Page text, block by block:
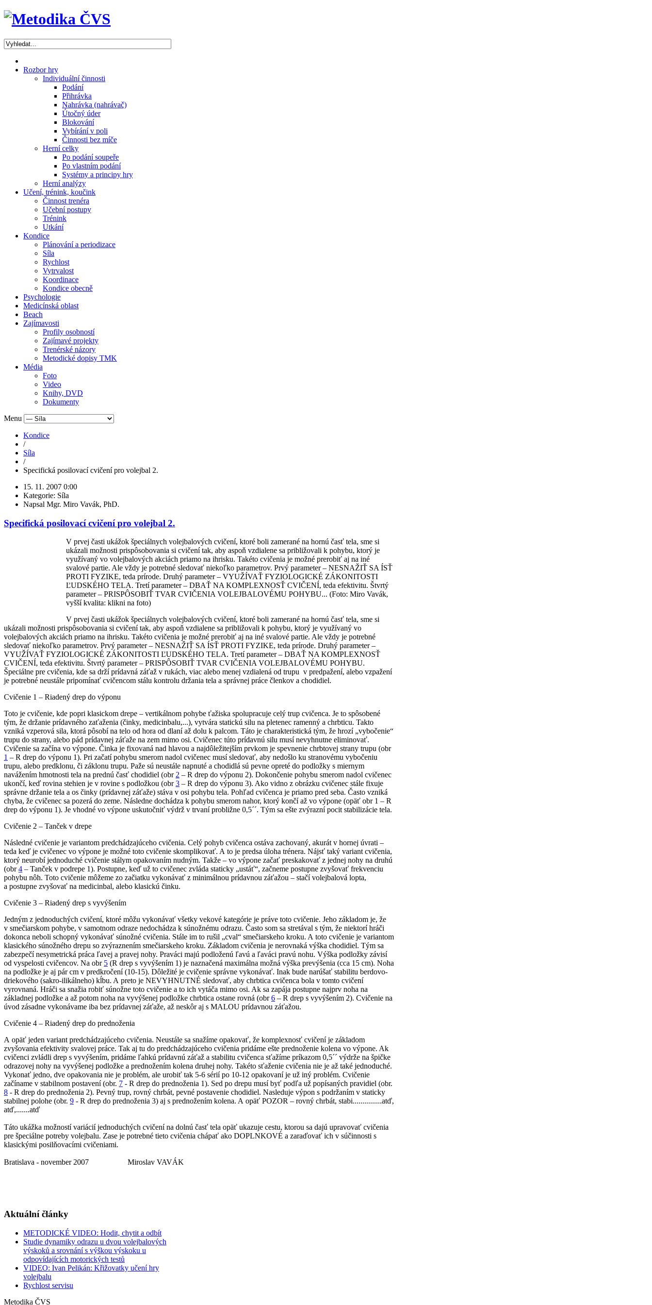
Rozbor hry
Individuální činnosti
Podání
Přihrávka
Nahrávka (nahrávač)
Útočný úder
Blokování
Vybírání v poli
Činnosti bez míče
Herní celky
Po podání soupeře
Po vlastním podání
Systémy a principy hry
Herní analýzy
Učení, trénink, koučink
Činnost trenéra
Učební postupy
Trénink
Utkání
Kondice
Plánování a periodizace
Síla
Rychlost
Vytrvalost
Koordinace
Kondice obecně
Psychologie
Medicínská oblast
Beach
Zajímavosti
Profily osobností
Zajímavé projekty
Trenérské názory
Metodické dopisy TMK
Média
Foto
Video
Knihy, DVD
Dokumenty
Menu
Kondice
/
Síla
/
Specifická posilovací cvičení pro volejbal 2.
15. 11. 2007 0:00
Kategorie: Síla
Napsal Mgr. Miro Vavák, PhD.
Specifická posilovací cvičení pro volejbal 2.
V prvej časti ukážok špeciálnych volejbalových cvičení, ktoré boli zamerané na hornú časť tela, sme si
ukázali možnosti prispôsobovania si cvičení tak, aby aspoň vzdialene sa približovali k pohybu, ktorý je
využívaný vo volejbalových akciách priamo na ihrisku. Takéto cvičenia je možné prerobiť aj na iné
svalové partie. Ale vždy je potrebné sledovať niekoľko parametrov. Prvý parameter – NESNAŽIŤ SA ÍSŤ
PROTI FYZIKE, teda prírode. Druhý parameter – VYUŽÍVAŤ FYZIOLOGICKÉ ZÁKONITOSTI
ĽUDSKÉHO TELA. Tretí parameter – DBAŤ NA KOMPLEXNOSŤ CVIČENÍ, teda efektivitu. Štvrtý
parameter – PRISPÔSOBIŤ TVAR CVIČENIA VOLEJBALOVÉMU POHYBU... (Foto: Miro Vavák,
vyšší kvalita: klikni na foto)
V prvej časti ukážok špeciálnych volejbalových cvičení, ktoré boli zamerané na hornú časť tela, sme si
ukázali možnosti prispôsobovania si cvičení tak, aby aspoň vzdialene sa približovali k pohybu, ktorý je využívaný vo
volejbalových akciách priamo na ihrisku. Takéto cvičenia je možné prerobiť aj na iné svalové partie. Ale vždy je potrebné
sledovať niekoľko parametrov. Prvý parameter – NESNAŽIŤ SA ÍSŤ PROTI FYZIKE, teda prírode. Druhý parameter –
VYUŽÍVAŤ FYZIOLOGICKÉ ZÁKONITOSTI ĽUDSKÉHO TELA. Tretí parameter – DBAŤ NA KOMPLEXNOSŤ
CVIČENÍ, teda efektivitu. Štvrtý parameter – PRISPÔSOBIŤ TVAR CVIČENIA VOLEJBALOVÉMU POHYBU.
Špeciálne pre cvičenia, kde sa drží prídavná záťaž v rukách, viac alebo menej vzdialená od trupu v predpažení, alebo vzpažení
je potrebné neustále pripomínať cvičencom stálu kontrolu držania tela a správnej práce členkov a chodidiel.
Cvičenie 1 – Riadený drep do výponu
Toto je cvičenie, kde popri klasickom drepe – vertikálnom pohybe ťažiska spolupracuje celý trup cvičenca. Je to spôsobené
tým, že držanie prídavného zaťaženia (činky, medicinbalu,...), vytvára statickú silu na pletenec ramenný a chrbticu. Takto
vzniká vzperová sila, ktorá pôsobí na telo od hora od dlaní až dolu k palcom. Táto je charakteristická tým, že hrozí „vybočenie“
trupu do strany, alebo pád prídavnej záťaže na zem mimo osi. Cvičenec túto prídavnú silu musí nevyhnutne eliminovať.
Cvičenie sa začína vo výpone. Činka je fixovaná nad hlavou a najdôležitejším prvkom je spevnenie chrbtovej strany trupu (obr
1 – R drep do výponu 1). Pri začatí pohybu smerom nadol cvičenec musí sledovať, aby nedošlo ku stranovému vybočeniu
trupu, alebo predklonu, či záklonu trupu. Paže sú neustále napnuté a chodidlá sú pevne opreté do podložky s miernym
navážením hmotnosti tela na prednú časť chodidiel (obr 2 – R drep do výponu 2). Dokončenie pohybu smerom nadol cvičenec
ukončí, keď rovina stehien je v rovine s podložkou (obr3 – R drep do výponu 3). Ako vidno z obrázku cvičenec stále fixuje
správne držanie tela a os činky (prídavnej záťaže) stáva v osi pohybu tela. Pohľad cvičenca je priamo pred seba. Často vzniká
chyba, že cvičenec sa pozerá do zeme. Následne dochádza k pohybu smerom nahor, ktorý končí až vo výpone (opäť obr 1 – R
drep do výponu 1). Je vhodné vo výpone uskutočniť výdrž v trvaní probližne 0,5´´. Tým sa ešte zvýrazní pocit stabilizácie tela.
Cvičenie 2 – Tanček v drepe
Následné cvičenie je variantom predchádzajúceho cvičenia. Celý pohyb cvičenca ostáva zachovaný, akurát v hornej úvrati –
teda keď je cvičenec vo výpone je možné toto cvičenie skomplikovať. A to je predsa úloha trénera. Nájsť taký variant cvičenia,
ktorý neurobí jednoduché cvičenie stálym opakovaním nudným. Takže – vo výpone začať preskakovať z jednej nohy na druhú
(obr4 – Tanček v podrepe 1). Postupne, keď už to cvičenec zvláda staticky „ustáť“, začneme postupne zvyšovať frekvenciu
pohybu nôh. Toto cvičenie môžeme zo začiatku vykonávať z minimálnou prídavnou záťažou – stačí volejbalová lopta,
a postupne zvyšovať na medicinbal, alebo klasickú činku.
Cvičenie 3 – Riadený drep s vyvýšením
Jedným z jednoduchých cvičení, ktoré môžu vykonávať všetky vekové kategórie je práve toto cvičenie. Jeho základom je, že
v smečiarskom pohybe, v samotnom odraze nedochádza k súnožnému odrazu. Často som sa stretával s tým, že niektorí hráči
dokonca neboli schopný vykonávať súnožné cvičenia. Stále im to rušil „cval“ smečiarskeho kroku. A toto cvičenie je variantom
klasického súnožného drepu so zvýraznením smečiarskeho kroku. Základom cvičenia je nerovnaká výška chodidiel. Tým sa
zabezpečí nesymetrická práca ľavej a pravej nohy. Praváci majú podloženú ľavú a ľaváci pravú nohu. Výška podložky závisí
od vyspelosti cvičencov. Na obr 5 (R drep s vyvýšením 1) je naznačená maximálna možná výška prevýšenia (cca 15 cm). Noha
na podložke je aj pár cm v predkročení (10-15). Dôležité je cvičenie správne vykonávať. Inak bude narúšať stabilitu berdovo-
driekového (sakro-ilikálneho) kĺbu. A preto je NEVYHNUTNÉ sledovať, aby chrbtica cvičenca bola v tomto cvičení
vyrovnaná. Hráči sa snažia robiť súnožne toto cvičenie a to ich vytáča mimo osi. Ak sa zapája postupne najprv noha na
základnej podložke a až potom noha na vyvýšenej podložke chrbtica ostane rovná (obr6 – R drep s vyvýšením 2). Cvičenie na
úvod zásadne vykonávame iba bez prídavnej záťaže, až neskôr aj s MALOU prídavnou záťažou.
Cvičenie 4 – Riadený drep do prednoženia
A opäť jeden variant predchádzajúceho cvičenia. Neustále sa snažíme opakovať, že komplexnosť cvičení je základom
zvyšovania efektivity svalovej práce. Tak aj tu do predchádzajúceho cvičenia pridáme ešte prednoženie kolena vo výpone. Ak
cvičenci zvládli drep s vyvýšením, pridáme ľahkú prídavnú záťaž a stabilitu cvičenca sťažíme príkazom 0,5´´ výdrže na špičke
odrazovej nohy na vyvýšenej podložke a prednožením kolena druhej nohy. Takéto sťaženie cvičenia nie je až také jednoduché.
Vykonať jedno, dve opakovania nie je problém, ale urobiť tak 5-6 sérií po 10-12 opakovaní je už iný problém. Cvičenie
začíname v stabilnom postavení (obr. 7 - R drep do prednoženia 1). Sed po drepu musí byť podľa už popísaných pravidiel (obr.
8 - R drep do prednoženia 2). Pevný trup, rovný chrbát, pevné postavenie chodidiel. Nasleduje výpon s podržaním v staticky
stabilnej polohe (obr. 9 - R drep do prednoženia 3) aj s prednožením kolena. A opäť POZOR – rovný chrbát, stabi...............atď,
atď,.......atď
Táto ukážka možností variácií jednoduchých cvičení na dolnú časť tela opäť ukazuje cestu, ktorou sa dajú upravovať cvičenia
pre špeciálne potreby volejbalu. Zase je potrebné tieto cvičenia chápať ako DOPLNKOVÉ a zaraďovať ich v súčinnosti s
klasickými posilňovacími cvičeniami.
Bratislava - november 2007 Miroslav VAVÁK
Aktuální články
METODICKÉ VIDEO: Hodit, chytit a odbít
Studie dynamiky odrazu u dvou volejbalových
výskoků a srovnání s výškou výskoku u
odpovídajících motorických testů
VIDEO: Ivan Pelikán: Křižovatky učení hry
volejbalu
Rychlost servisu
Metodika ČVS